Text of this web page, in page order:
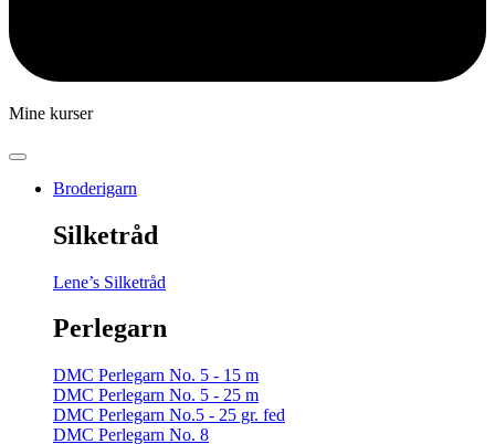
Mine kurser
Broderigarn
Silketråd
Lene’s Silketråd
Perlegarn
DMC Perlegarn No. 5 - 15 m
DMC Perlegarn No. 5 - 25 m
DMC Perlegarn No.5 - 25 gr. fed
DMC Perlegarn No. 8